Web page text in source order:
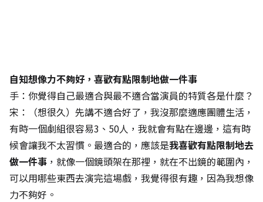
自知想像力不夠好，喜歡有點限制地做一件事
手：你覺得自己最適合與最不適合當演員的特質各是什麼？
宋：（想很久）先講不適合好了，我沒那麼適應團體生活，
有時一個劇組很容易3、50人，我就會有點在邊邊，這有時
候會讓我不太習慣。最適合的，應該是我喜歡有點限制地去
做一件事 ，就像一個鏡頭架在那裡，就在不出鏡的範圍內，
可以用哪些東西去演完這場戲，我覺得很有趣，因為我想像
力不夠好。